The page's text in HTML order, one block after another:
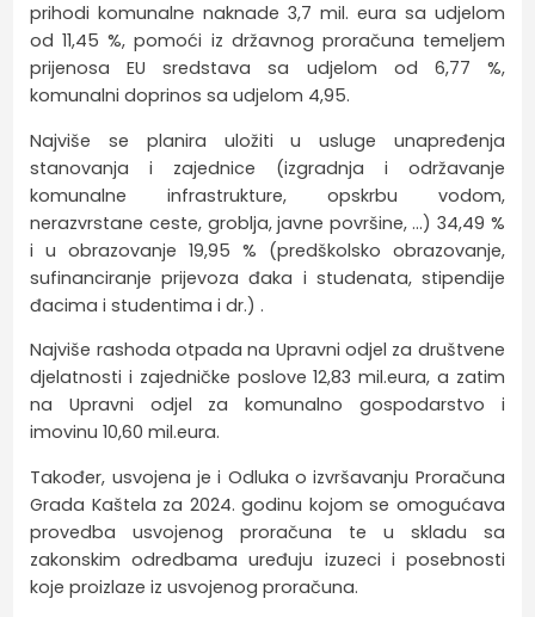
prihodi komunalne naknade 3,7 mil. eura sa udjelom
od 11,45 %, pomoći iz državnog proračuna temeljem
prijenosa EU sredstava sa udjelom od 6,77 %,
komunalni doprinos sa udjelom 4,95.
Najviše se planira uložiti u usluge unapređenja
stanovanja i zajednice (izgradnja i održavanje
komunalne infrastrukture, opskrbu vodom,
nerazvrstane ceste, groblja, javne površine, …) 34,49 %
i u obrazovanje 19,95 % (predškolsko obrazovanje,
sufinanciranje prijevoza đaka i studenata, stipendije
đacima i studentima i dr.) .
Najviše rashoda otpada na Upravni odjel za društvene
djelatnosti i zajedničke poslove 12,83 mil.eura, a zatim
na Upravni odjel za komunalno gospodarstvo i
imovinu 10,60 mil.eura.
Također, usvojena je i Odluka o izvršavanju Proračuna
Grada Kaštela za 2024. godinu kojom se omogućava
provedba usvojenog proračuna te u skladu sa
zakonskim odredbama uređuju izuzeci i posebnosti
koje proizlaze iz usvojenog proračuna.